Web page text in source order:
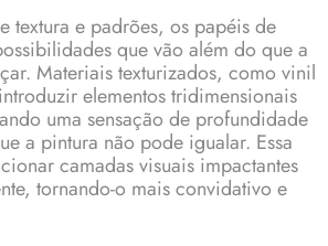
textura e padrões, os papéis de
que vão além do que a
Materiais texturizados, como vinil
elementos tridimensionais
uma sensação de profundidade
a pintura não pode igualar. Essa
camadas visuais impactantes
tornando-o mais convidativo e